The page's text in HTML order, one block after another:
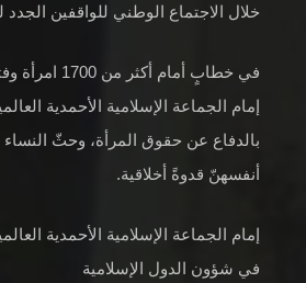
خلال الاجتماع الوطني للواقفين الجدد لعام
في خطابٍ أمام
إمام الجماعة الإسلامية الأحمدية
بالدفاع عن حقوق المرأة، وحثّ
أنفسهنّ قدوةً أخلاقية.
إمام الجماعة الإسلامية الأحمدية
في شؤون الدول الإسلامية